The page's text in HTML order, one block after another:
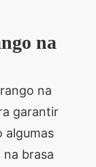
na
na
garantir
algumas
brasa